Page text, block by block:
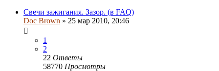
Свечи зажигания. Зазор. (в FAQ)
Doc Brown » 25 мар 2010, 20:46
1
2
22 Ответы
58770 Просмотры